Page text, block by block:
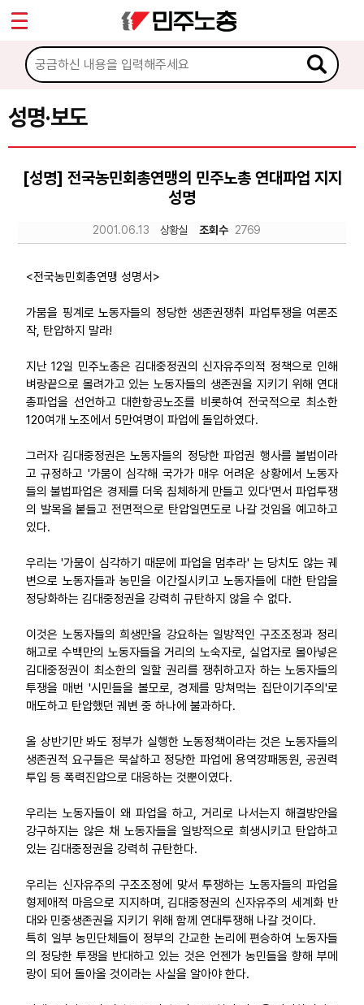
성명·보도
[성명] 전국농민회총연맹의 민주노총 연대파업 지지
성명
2001.06.13 상황실 조회수 2769
<전국농민회총연맹 성명서>
가뭄을 핑계로 노동자들의 정당한 생존권쟁취 파업투쟁을 여론조
작, 탄압하지 말라!
지난 12일 민주노총은 김대중정권의 신자유주의적 정책으로 인해
벼랑끝으로 몰려가고 있는 노동자들의 생존권을 지키기 위해 연대
총파업을 선언하고 대한항공노조를 비롯하여 전국적으로 최소한
120여개 노조에서 5만여명이 파업에 돌입하였다.
그러자 김대중정권은 노동자들의 정당한 파업권 행사를 불법이라
고 규정하고 '가뭄이 심각해 국가가 매우 어려운 상황에서 노동자
들의 불법파업은 경제를 더욱 침체하게 만들고 있다'면서 파업투쟁
의 발목을 붙들고 전면적으로 탄압일면도로 나갈 것임을 예고하고
있다.
우리는 '가뭄이 심각하기 때문에 파업을 멈추라' 는 당치도 않는 궤
변으로 노동자들과 농민을 이간질시키고 노동자들에 대한 탄압을
정당화하는 김대중정권을 강력히 규탄하지 않을 수 없다.
이것은 노동자들의 희생만을 강요하는 일방적인 구조조정과 정리
해고로 수백만의 노동자들을 거리의 노숙자로, 실업자로 몰아넣은
김대중정권이 최소한의 일할 권리를 쟁취하고자 하는 노동자들의
투쟁을 매번 '시민들을 볼모로, 경제를 망쳐먹는 집단이기주의'로
매도하고 탄압했던 궤변 중 하나에 불과하다.
올 상반기만 봐도 정부가 실행한 노동정책이라는 것은 노동자들의
생존권적 요구들은 묵살하고 정당한 파업에 용역깡패동원, 공권력
투입 등 폭력진압으로 대응하는 것뿐이였다.
우리는 노동자들이 왜 파업을 하고, 거리로 나서는지 해결방안을
강구하지는 않은 채 노동자들을 일방적으로 희생시키고 탄압하고
있는 김대중정권을 강력히 규탄한다.
우리는 신자유주의 구조조정에 맞서 투쟁하는 노동자들의 파업을
형제애적 마음으로 지지하며, 김대중정권의 신자유주의 세계화 반
대와 민중생존권을 지키기 위해 함께 연대투쟁해 나갈 것이다.
특히 일부 농민단체들이 정부의 간교한 논리에 편승하여 노동자들
의 정당한 투쟁을 반대하고 있는 것은 언젠가 농민들을 향해 부메
랑이 되어 돌아올 것이라는 사실을 알아야 한다.
마이페이지
소개
소식
공지사항
성명·보도
자료
업무
Sketchbook5, 스케치북5
Sketchbook5, 스케치북5